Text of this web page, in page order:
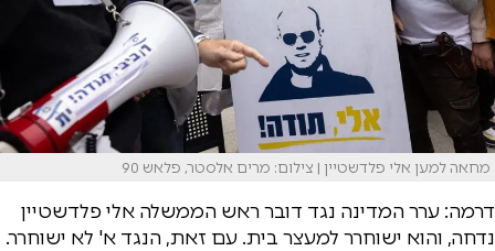
מחאה למען אלי פלדשטיין | צילום: מרים אלסטר, פלאש 90
דרמה: ערר המדינה נגד דובר ראש הממשלה אלי פלדשטיין
נדחה, והוא ישוחרר למעצר בית. עם זאת, הנגד א' לא ישוחרר.